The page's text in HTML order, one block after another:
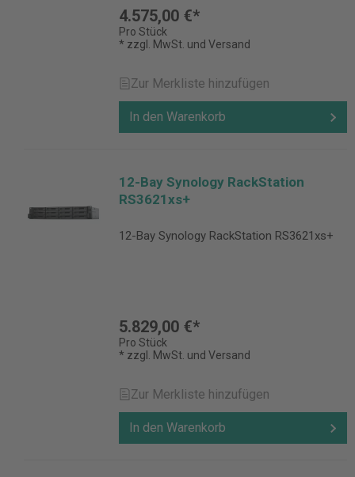
4.575,00 €*
Pro Stück
* zzgl. MwSt. und Versand
Zur Merkliste hinzufügen
In den Warenkorb
12-Bay Synology RackStation
RS3621xs+
12-Bay Synology RackStation RS3621xs+
5.829,00 €*
Pro Stück
* zzgl. MwSt. und Versand
Zur Merkliste hinzufügen
In den Warenkorb